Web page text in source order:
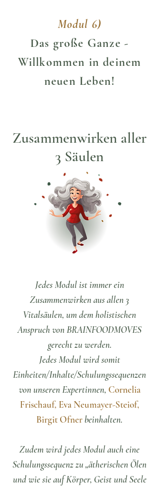
Modul 6)
Das große Ganze -
Willkommen in deinem
neuen Leben!
Zusammenwirken aller
3 Säulen
Jedes Modul ist immer ein
Zusammenwirken aus allen 3
Vitalsäulen, um dem holistischen
Anspruch von BRAINFOODMOVES
gerecht zu werden.
Jedes Modul wird somit
Einheiten/Inhalte/Schulungssequenzen
von unseren Expertinnen, Cornelia
Frischauf, Eva Neumayer-Steiof,
Birgit Ofner beinhalten.
Zudem wird jedes Modul auch eine
Schulungssequenz zu „ätherischen Ölen
und wie sie auf Körper, Geist und Seele